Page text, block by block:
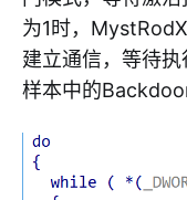
为1时，
建立通信，等待
样本中的